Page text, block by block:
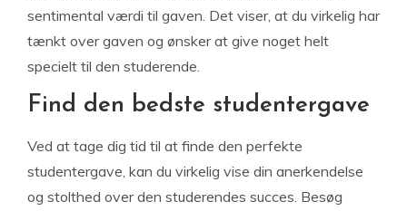
sentimental værdi til gaven. Det viser, at du virkelig har
tænkt over gaven og ønsker at give noget helt
specielt til den studerende.
Find den bedste studentergave
Ved at tage dig tid til at finde den perfekte
studentergave, kan du virkelig vise din anerkendelse
og stolthed over den studerendes succes. Besøg